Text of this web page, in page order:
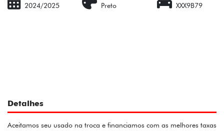
2024/2025 Preto XXX9B79
Detalhes
Aceitamos seu usado na troca e financiamos com as melhores taxas